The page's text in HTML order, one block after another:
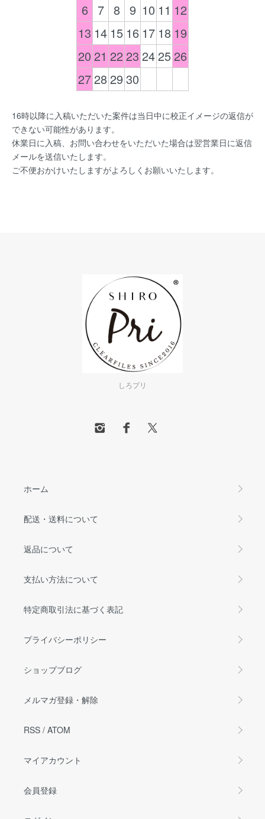
6
7 8 9 10 11 12
13 14 15 16 17 18 19
20 21 22 23 24 25 26
27 28 2930
16時以降に入稿いただいた案件は当日中に校正イメージの返信が
できない可能性があります。
休業日に入稿、お問い合わせをいただいた場合は翌営業日に返信
メールを送信いたします。
ご不便おかけいたしますがよろしくお願いいたします。
しろプリ
ホーム
配送・送料について
返品について
支払い方法について
特定商取引法に基づく表記
プライバシーポリシー
ショップブログ
メルマガ登録・解除
RSS / ATOM
マイアカウント
会員登録